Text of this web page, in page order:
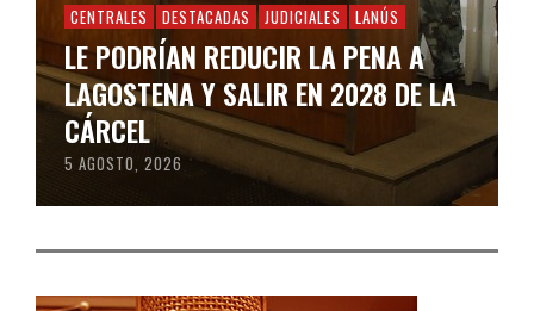
CENTRALES DESTACADAS JUDICIALES LANÚS
LE PODRÍAN REDUCIR LA PENA A
LAGOSTENA Y SALIR EN 2028 DE LA
CÁRCEL
5 AGOSTO, 2026